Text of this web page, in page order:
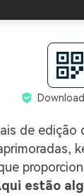
de edição
estão